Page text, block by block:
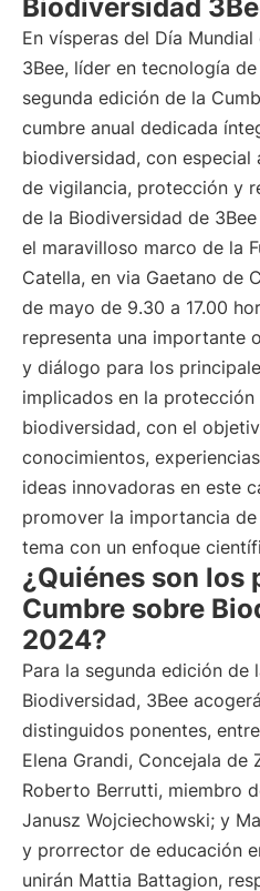
Biodiversidad
En vísperas del Día
3Bee, líder en tecnología
segunda edición de la
cumbre anual dedicada
biodiversidad, con
de vigilancia, protección y
de la Biodiversidad de
el maravilloso marco de la
Catella, en via Gaetano de
de mayo de 9.30 a 17.00
representa una importante
y diálogo para los
implicados en la
biodiversidad, con el
conocimientos,
ideas innovadoras en este
promover la importancia
tema con un enfoque
¿Quiénes son los
Cumbre sobre
2024?
Para la segunda edición de
Biodiversidad, 3Bee
distinguidos ponentes,
Elena Grandi, Concejala de
Roberto Berrutti, miembro
Janusz Wojciechowski; y
y prorrector de educación
unirán Mattia Battagion,